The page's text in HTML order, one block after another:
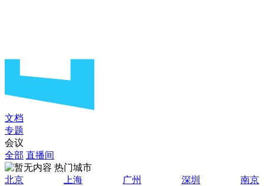
文档
专题
会议
全部 直播间
热门城市
北京
上海 广州 深圳
南京